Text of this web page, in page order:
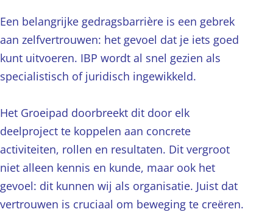
Een belangrijke gedragsbarrière is een gebrek
aan zelfvertrouwen: het gevoel dat je iets goed
kunt uitvoeren. IBP wordt al snel gezien als
specialistisch of juridisch ingewikkeld.
Het Groeipad doorbreekt dit door elk
deelproject te koppelen aan concrete
activiteiten, rollen en resultaten. Dit vergroot
niet alleen kennis en kunde, maar ook het
gevoel: dit kunnen wij als organisatie. Juist dat
vertrouwen is cruciaal om beweging te creëren.